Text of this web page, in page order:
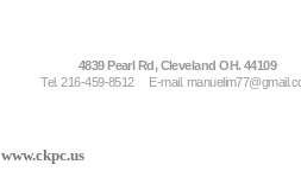
4839 Pearl Rd, Cleveland OH. 44109
Tel. 216-459-8512
E-mail.
www.ckpc.us